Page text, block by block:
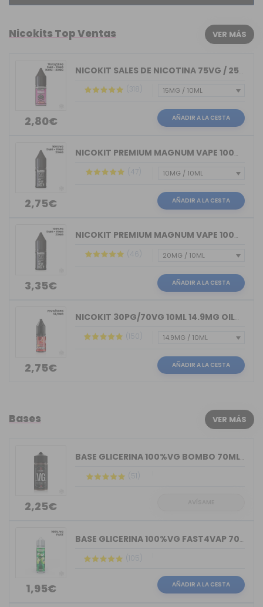
Nicokits Top Ventas VER MÁS
2,80€
NICOKIT SALES DE NICOTINA 75VG / 25PG...
(318)
AÑADIR A LA CESTA
2,75€
NICOKIT PREMIUM MAGNUM VAPE 100%VG 10ML
(47)
AÑADIR A LA CESTA
3,35€
NICOKIT PREMIUM MAGNUM VAPE 100%PG 10ML
(46)
AÑADIR A LA CESTA
2,75€
NICOKIT 30PG/70VG 10ML 14.9MG OIL4VAP
(150)
AÑADIR A LA CESTA
Bases VER MÁS
2,25€
BASE GLICERINA 100%VG BOMBO 70ML (BOT...
(51)
1,95€
BASE GLICERINA 100%VG FAST4VAP 70ML O...
(105)
AÑADIR A LA CESTA